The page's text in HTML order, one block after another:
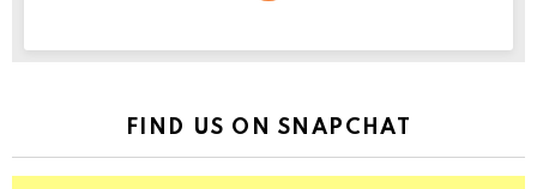
FIND US ON SNAPCHAT